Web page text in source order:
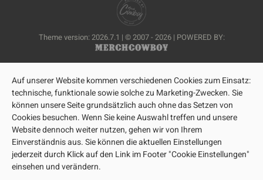
Theme version: 2026.7.1 | © 2007 - 2026 | POWERED BY:
Auf unserer Website kommen verschiedenen Cookies zum Einsatz:
technische, funktionale sowie solche zu Marketing-Zwecken. Sie
können unsere Seite grundsätzlich auch ohne das Setzen von
Cookies besuchen. Wenn Sie keine Auswahl treffen und unsere
Website dennoch weiter nutzen, gehen wir von Ihrem
Einverständnis aus. Sie können die aktuellen Einstellungen
jederzeit durch Klick auf den Link im Footer "Cookie Einstellungen"
einsehen und verändern.